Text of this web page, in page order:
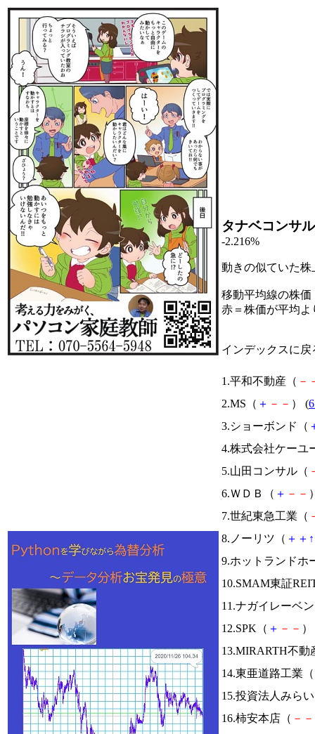
タナベコンサ
-2.216%
動きの似ていた
移動平均線の株価
赤＝株価が平均
インデックスに戻
1.平和不動産（ －
2.MS（ ＋ － － ） (
3.ショーボンド（
4.株式会社ケーユ
5.山田コンサル（
6.ＷＤＢ（ ＋ － －
7.世紀東急工業（
8.ノーリツ（ ＋ ＋ ↑
9.ホットランドホ
10.SMAM東証
11.ナガイレーベ
12.SPK（ ＋ － － ）
13.MIRARTH不動
14.東亜道路工業（
15.投資法人みら
16.柿安本店（ － －